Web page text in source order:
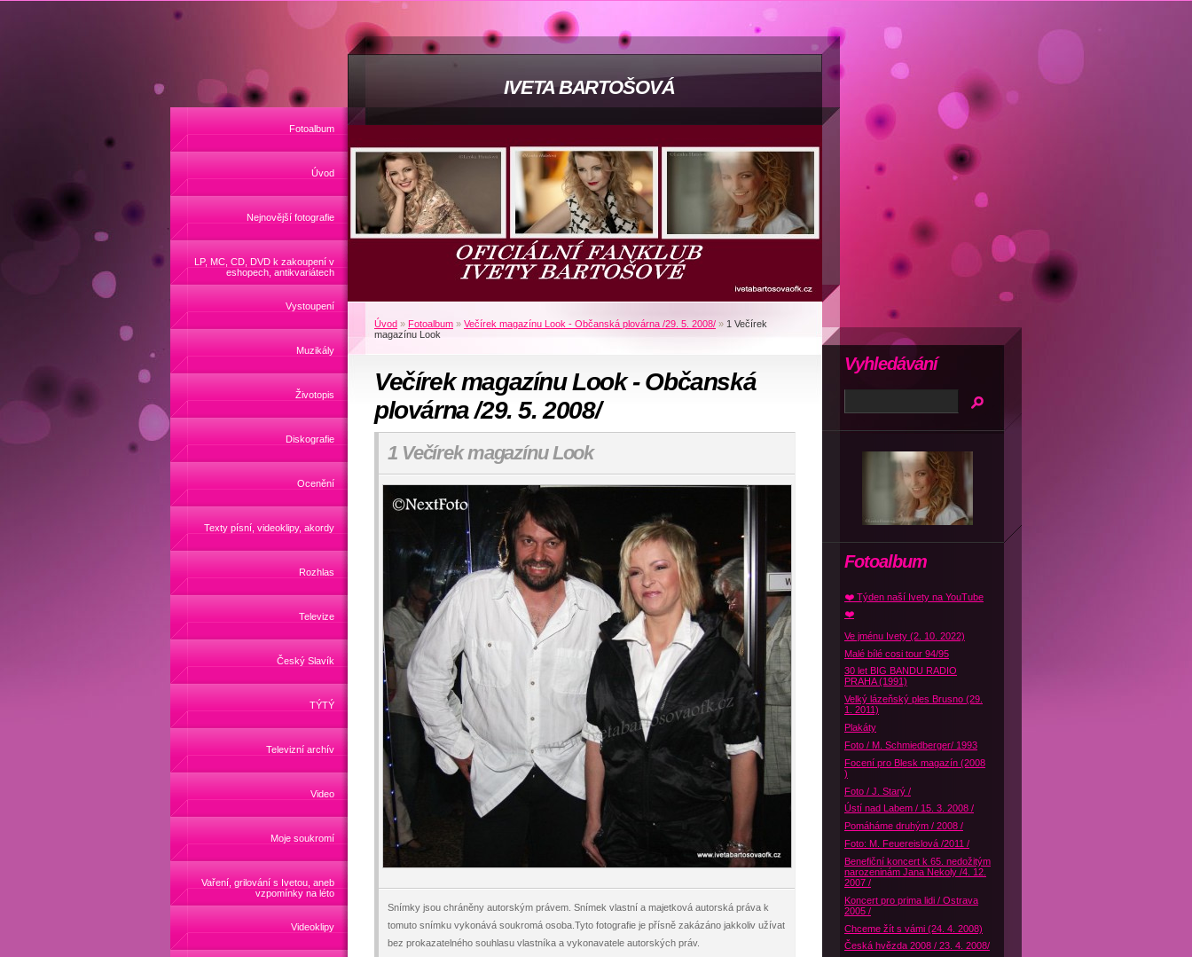
IVETA BARTOŠOVÁ
Fotoalbum
Úvod
Nejnovější fotografie
LP, MC, CD, DVD k zakoupení v
eshopech, antikvariátech
Vystoupení
Muzikály
Životopis
Diskografie
Ocenění
Texty písní, videoklipy, akordy
Rozhlas
Televize
Český Slavík
TÝTÝ
Televizní archív
Video
Moje soukromí
Vaření, grilování s Ivetou, aneb
vzpomínky na léto
Videoklipy
Úvod » Fotoalbum » Večírek magazínu Look - Občanská plovárna /29. 5. 2008/ » 1 Večírek
magazínu Look
Večírek magazínu Look - Občanská
plovárna /29. 5. 2008/
1 Večírek magazínu Look
Snímky jsou chráněny autorským právem. Snímek vlastní a majetková autorská práva k
tomuto snímku vykonává soukromá osoba.Tyto fotografie je přísně zakázáno jakkoliv užívat
bez prokazatelného souhlasu vlastníka a vykonavatele autorských práv.
Fotoalbum
❤️ Týden naší Ivety na YouTube
❤️
Ve jménu Ivety (2. 10. 2022)
Malé bílé cosi tour 94/95
30 let BIG BANDU RADIO
PRAHA (1991)
Velký lázeňský ples Brusno (29.
1. 2011)
Plakáty
Foto / M. Schmiedberger/ 1993
Focení pro Blesk magazín (2008
)
Foto / J. Starý /
Ústí nad Labem / 15. 3. 2008 /
Pomáháme druhým / 2008 /
Foto: M. Feuereislová /2011 /
Benefiční koncert k 65. nedožitým
narozeninám Jana Nekoly /4. 12.
2007 /
Koncert pro prima lidi / Ostrava
2005 /
Chceme žít s vámi (24. 4. 2008)
Česká hvězda 2008 / 23. 4. 2008/
Vyhledávání